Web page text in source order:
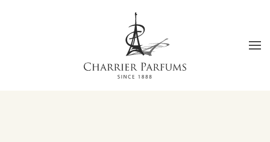
Passer au contenu principal